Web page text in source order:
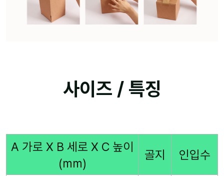
사이즈 / 특징
A 가로 X B 세로 X C 높이
(mm)
골지 인입수